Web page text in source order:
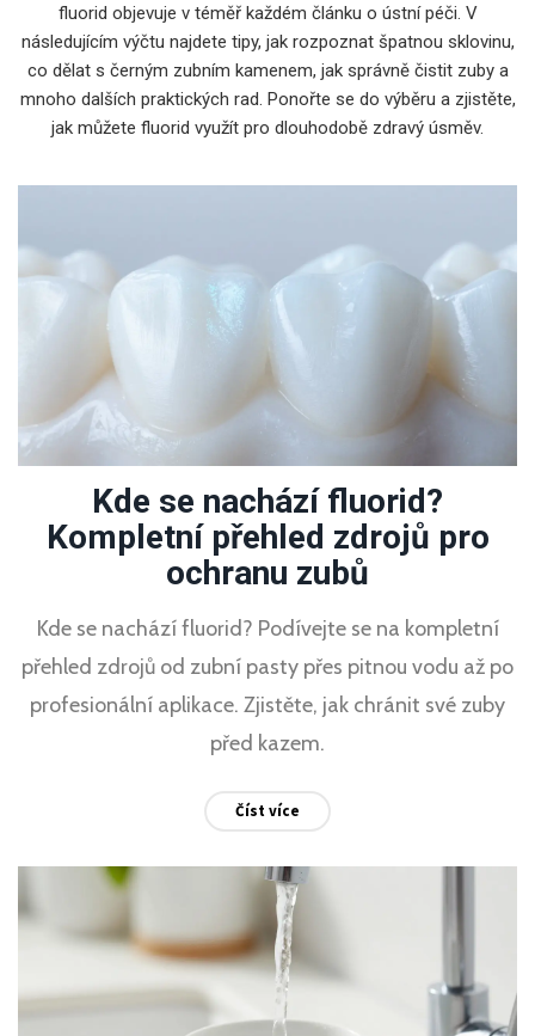
fluorid objevuje v téměř každém článku o ústní péči. V
následujícím výčtu najdete tipy, jak rozpoznat špatnou sklovinu,
co dělat s černým zubním kamenem, jak správně čistit zuby a
mnoho dalších praktických rad. Ponořte se do výběru a zjistěte,
jak můžete fluorid využít pro dlouhodobě zdravý úsměv.
Kde se nachází fluorid?
Kompletní přehled zdrojů pro
ochranu zubů
Kde se nachází fluorid? Podívejte se na kompletní
přehled zdrojů od zubní pasty přes pitnou vodu až po
profesionální aplikace. Zjistěte, jak chránit své zuby
před kazem.
Číst více